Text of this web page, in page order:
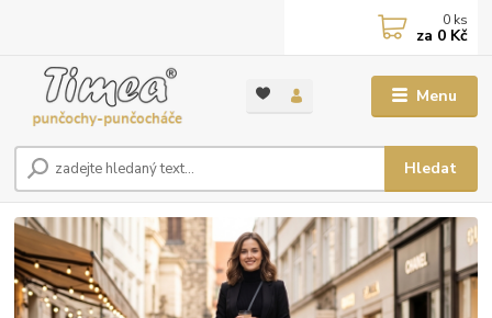
Menu
Hledat
0 ks
za 0 Kč